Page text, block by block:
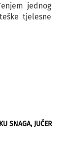
jednog
tjelesne
SNAGA, JUČER